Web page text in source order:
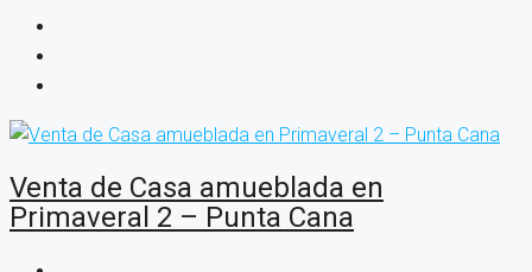
Venta de Casa amueblada en
Primaveral 2 – Punta Cana